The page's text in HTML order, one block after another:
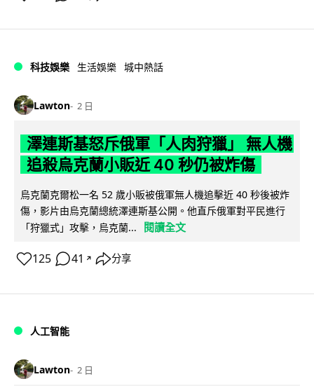
科技娛樂 生活娛樂 城中熱話
Lawton 2 日
澤連斯基怒斥俄軍「人肉狩獵」 無人機
追殺烏克蘭小販近 40 秒仍被炸傷
烏克蘭克爾松一名 52 歲小販被俄軍無人機追擊近 40 秒後被炸
傷，影片由烏克蘭總統澤連斯基公開。他直斥俄軍對平民進行
「狩獵式」攻擊，烏克蘭...
閱讀全文
125 41 ↗ 分享
人工智能
Lawton 2 日